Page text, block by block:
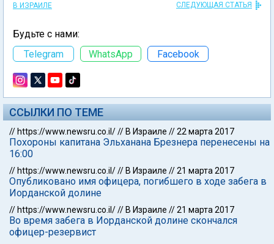
В ИЗРАИЛЕ СЛЕДУЮЩАЯ СТАТЬЯ
Будьте с нами:
Telegram
WhatsApp Facebook
ССЫЛКИ ПО ТЕМЕ
// https://www.newsru.co.il/// В Израиле //22 марта 2017
Похороны капитана Эльханана Брезнера перенесены на
16:00
// https://www.newsru.co.il/// В Израиле //21 марта 2017
Опубликовано имя офицера, погибшего в ходе забега в
Иорданской долине
// https://www.newsru.co.il/// В Израиле //21 марта 2017
Во время забега в Иорданской долине скончался
офицер-резервист